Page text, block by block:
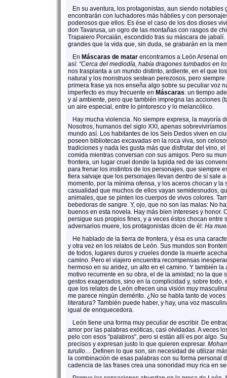
En su aventura, los protagonistas, aun siendo notables
encontrarán con luchadores más hábiles y con
poderosos que ellos. Es ése el caso de los dos dioses
don Tavarusa, un ogro de las montañas con rasgos de
Trapaiero Porcaián, escondido tras su máscara de
grandes que la vida que, sin duda, se grabarán en la
En Máscaras de matar encontramos a León Arsenal
así: "Cerca del mediodía, había dragones tumbados en
nos trasplanta a un mundo distinto, ardiente, en el que
natural y los monstruos sestean perezosos, pero siempre
primera frase ya nos enseña algo sobre su peculiar voz
imperfecto es muy frecuente en Máscaras: un tiempo
y al ambiente, pero que también impregna las acciones
un aire especial, entre lo pintoresco y lo melancólico.
Hay mucha violencia. No siempre expresa, la mayoría
Nosotros, humanos del siglo XXI, apenas
mundo así. Los habitantes de los Seis Dedos viven en
poseen bibliotecas excavadas en la roca viva, son
tradiciones y nada les gusta más que disfrutar del vino,
comida mientras conversan con sus amigos. Pero su
frontera, un lugar cruel donde la tupida red de las
para frenar los instintos de los personajes, que siempre
fiera salvaje que los personajes llevan dentro de sí sale
momento, por la mínima ofensa, y los aceros chocan y la
casualidad que muchos de ellos vayan semidesnudos,
animales, que se pinten los cuerpos de vivos colores.
bebedoras de sangre. Y, ojo, que no son las malas: No
buenos en esta novela. Hay más bien intereses y honor.
persigue sus propios fines, y a veces éstos chocan entre
adversarios muere, los protagonistas dicen de él: Ha
He hablado de la tierra de frontera, y ésa es una
y otra vez en los relatos de León. Sus mundos son
de todos, lugares duros y crueles donde la muerte
camino. Pero el viajero encuentra recompensas
hermoso en su aridez, un alto en el camino. Y también la
motivo recurrente en su obra, el de la amistad; no la que
gestos exagerados, sino en la complicidad y, sobre todo,
que los relatos de León ofrecen una visión muy
me parece ningún demérito. ¿No se habla tanto de
literatura? También puede haber, y hay, una voz
igual de enriquecedora.
León tiene una forma muy peculiar de escribir. De
amor por las palabras exóticas, casi olvidadas. A veces
pelo con esos "palabros", pero si están allí es por algo.
precisos y expresan justo lo que quieren expresar.
turullo… Definen lo que son, sin necesidad de utilizar
la combinación de esas palabras con su forma personal
cadencia de las frases crea una sonoridad muy rica en